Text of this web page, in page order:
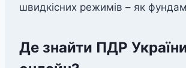
швидкісних режимів – як
Де знайти ПДР